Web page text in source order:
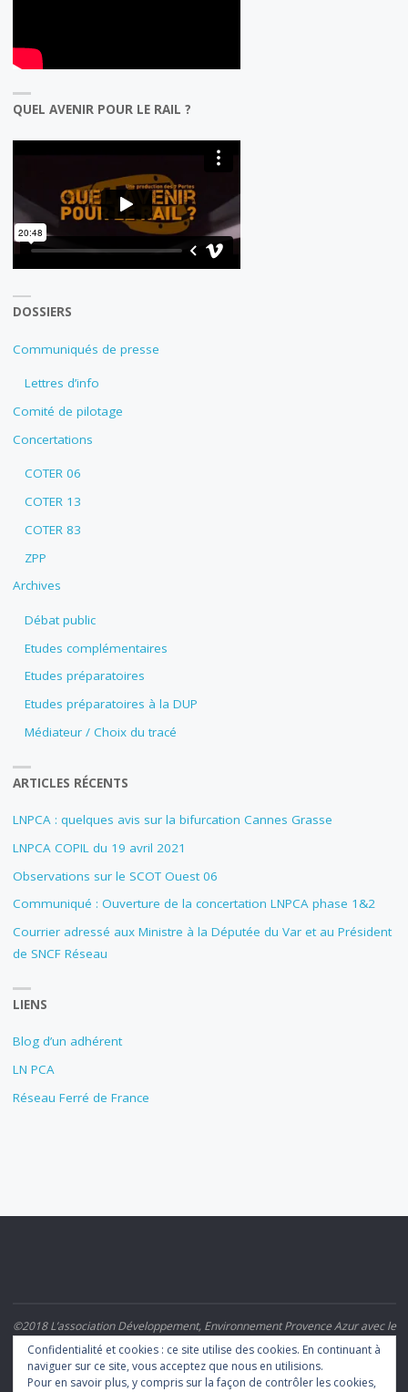
QUEL AVENIR POUR LE RAIL ?
DOSSIERS
Communiqués de presse
Lettres d’info
Comité de pilotage
Concertations
COTER 06
COTER 13
COTER 83
ZPP
Archives
Débat public
Etudes complémentaires
Etudes préparatoires
Etudes préparatoires à la DUP
Médiateur / Choix du tracé
ARTICLES RÉCENTS
LNPCA : quelques avis sur la bifurcation Cannes Grasse
LNPCA COPIL du 19 avril 2021
Observations sur le SCOT Ouest 06
Communiqué : Ouverture de la concertation LNPCA phase 1&2
Courrier adressé aux Ministre à la Députée du Var et au Président
de SNCF Réseau
LIENS
Blog d’un adhérent
LN PCA
Réseau Ferré de France
©2018 L’association Développement, Environnement Provence Azur avec le
Rail et le Train (DEPART)
POWERED BYSEPTERA&WORDPRESS.
Confidentialité et cookies : ce site utilise des cookies. En continuant à
naviguer sur ce site, vous acceptez que nous en utilisions.
Pour en savoir plus, y compris sur la façon de contrôler les cookies,